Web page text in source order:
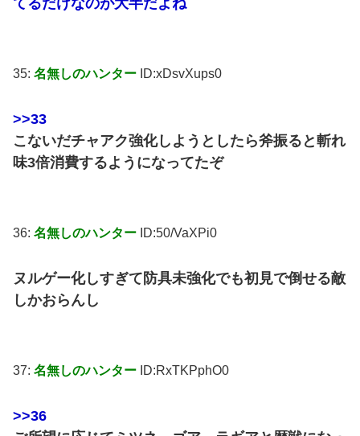
てるだけなのが大半だよね
35: 名無しのハンター ID:xDsvXups0
>>33
こないだチャアク強化しようとしたら斧振ると斬れ
味3倍消費するようになってたぞ
36: 名無しのハンター ID:50/VaXPi0
ヌルゲー化しすぎて防具未強化でも初見で倒せる敵
しかおらんし
37: 名無しのハンター ID:RxTKPphO0
>>36